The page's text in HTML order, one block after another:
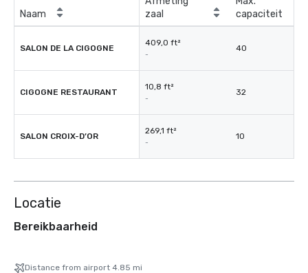
Naam
zaal
capaciteit
SALON DE LA CIGOGNE
409,0 ft²
-
40
CIGOGNE RESTAURANT
10,8 ft²
-
32
SALON CROIX-D’OR
269,1 ft²
-
10
Locatie
Bereikbaarheid
Distance from airport 4.85 mi